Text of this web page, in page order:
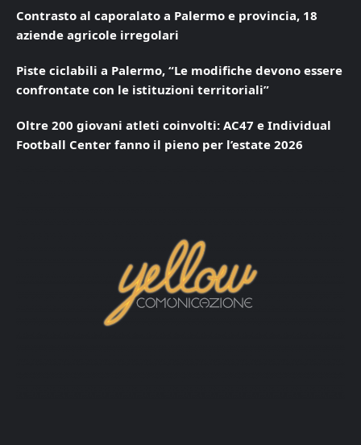
Contrasto al caporalato a Palermo e provincia, 18
aziende agricole irregolari
Piste ciclabili a Palermo, “Le modifiche devono essere
confrontate con le istituzioni territoriali”
Oltre 200 giovani atleti coinvolti: AC47 e Individual
Football Center fanno il pieno per l’estate 2026